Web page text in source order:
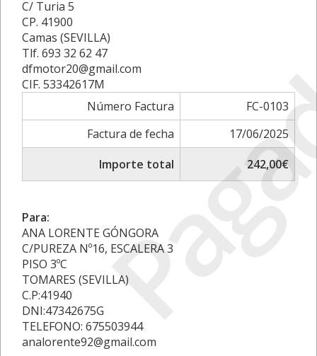
C/ Turia 5
CP. 41900
Camas (SEVILLA)
Tlf. 693 32 62 47
dfmotor20@gmail.com
CIF. 53342617M
Número Factura
FC-0103
Factura de fecha
17/06/2025
Importe total
242,00€
Para:
ANA LORENTE GÓNGORA
C/PUREZA Nº16, ESCALERA 3
PISO 3ºC
TOMARES (SEVILLA)
C.P:41940
DNI:47342675G
TELEFONO: 675503944
analorente92@gmail.com